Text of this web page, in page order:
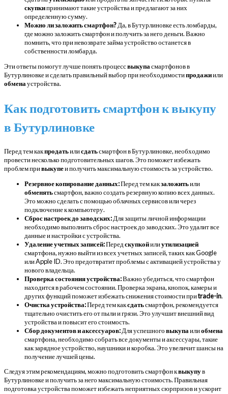
скупкипринимают такие устройства и предлагают за них
определенную сумму.
Можно ли заложить смартфон?Да, в Бутурлиновке есть ломбарды,
где можно заложить смартфон и получить за него деньги. Важно
помнить, что при невозврате займа устройство останется в
собственности ломбарда.
Эти ответы помогут лучше понять процессвыкупасмартфонов в
Бутурлиновке и сделать правильный выбор при необходимостипродажиили
обменаустройства.
Как подготовить смартфон к выкупу
в Бутурлиновке
Перед тем какпродатьилисдатьсмартфон в Бутурлиновке, необходимо
провести несколько подготовительных шагов. Это поможет избежать
проблем привыкупеи получить максимальную стоимость за устройство.
Резервное копирование данных:Перед тем какзаложитьили
обменятьсмартфон, важно создать резервную копию всех данных.
Это можно сделать с помощью облачных сервисов или через
подключение к компьютеру.
Сброс настроек до заводских:Для защиты личной информации
необходимо выполнить сброс настроек до заводских. Это удалит все
данные и настройки с устройства.
Удаление учетных записей:Передскупкойилиутилизацией
смартфона, нужно выйти из всех учетных записей, таких как Google
или Apple ID. Это предотвратит проблемы с активацией устройства у
нового владельца.
Проверка состояния устройства:Важно убедиться, что смартфон
находится в рабочем состоянии. Проверка экрана, кнопок, камеры и
других функций поможет избежать снижения стоимости приtrade-in.
Очистка устройства:Перед тем каксдатьсмартфон, рекомендуется
тщательно очистить его от пыли и грязи. Это улучшит внешний вид
устройства и повысит его стоимость.
Сбор документов и аксессуаров:Для успешноговыкупаилиобмена
смартфона, необходимо собрать все документы и аксессуары, такие
как зарядное устройство, наушники и коробка. Это увеличит шансы на
получение лучшей цены.
Следуя этим рекомендациям, можно подготовить смартфон квыкупув
Бутурлиновке и получить за него максимальную стоимость. Правильная
подготовка устройства поможет избежать неприятных сюрпризов и ускорит